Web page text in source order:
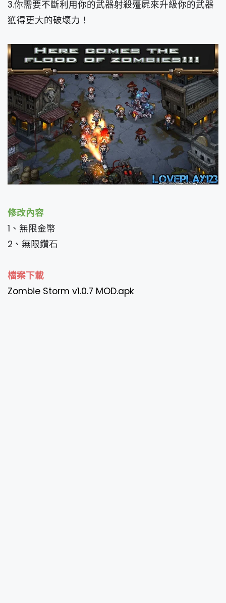
3.你需要不斷利用你的武器射殺殭屍來升級你的武器
獲得更大的破壞力！
修改內容
1、無限金幣
2、無限鑽石
檔案下載
Zombie Storm v1.0.7 MOD.apk